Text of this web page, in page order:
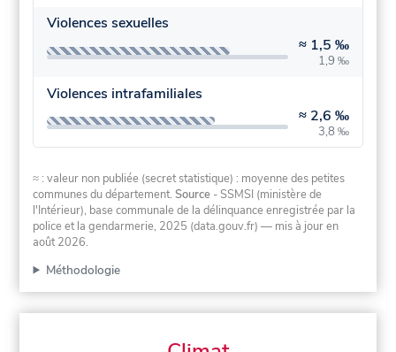
Violences sexuelles
≈ 1,5 ‰
1,9 ‰
Violences intrafamiliales
≈ 2,6 ‰
3,8 ‰
≈ : valeur non publiée (secret statistique) : moyenne des petites
communes du département.Source - SSMSI (ministère de
l'Intérieur), base communale de la délinquance enregistrée par la
police et la gendarmerie, 2025 (data.gouv.fr) — mis à jour en
août 2026.
Méthodologie